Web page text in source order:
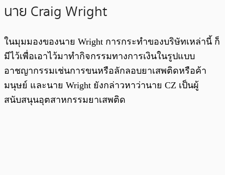
นาย Craig Wright
ในมุมมองของนาย Wright การกระทำของบริษัทเหล่านี้ ก็
มีไว้เพื่อเอาไว้มาทำกิจกรรมทางการเงินในรูปแบบ
อาชญากรรมเช่นการขนหรือลักลอบยาเสพติดหรือค้า
มนุษย์ และนาย Wright ยังกล่าวหาว่านาย CZ เป็นผู้
สนับสนุนอุตสาหกรรมยาเสพติด